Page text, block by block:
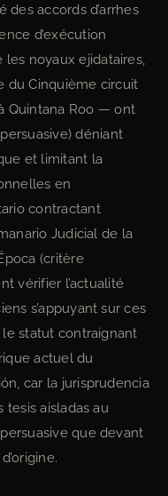
des accords d’arrhes
d’exécution
noyaux ejidataires,
du Cinquième circuit
Quintana Roo — ont
déniant
et limitant la
en
contractant
Judicial de la
(critère
vérifier l’actualité
s’appuyant sur ces
statut contraignant
actuel du
car la jurisprudencia
aisladas au
que devant